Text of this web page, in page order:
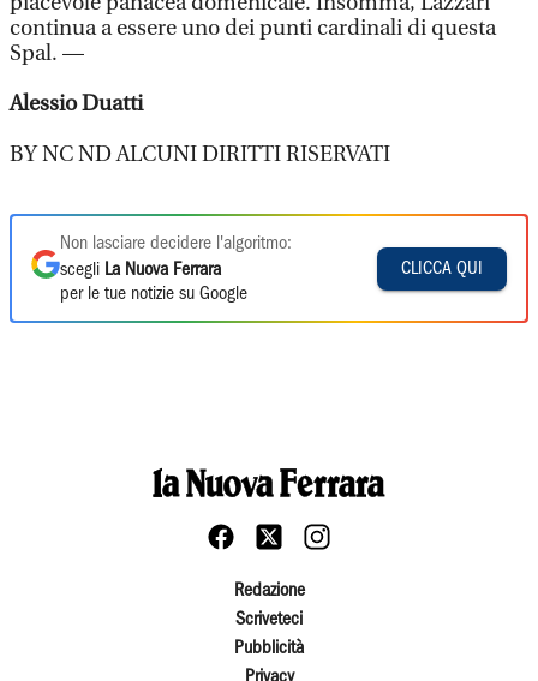
continua a essere uno dei punti cardinali di questa
Spal. —
Alessio Duatti
BY NC ND ALCUNI DIRITTI RISERVATI
Non lasciare decidere l'algoritmo:
scegli La Nuova Ferrara
per le tue notizie su Google
CLICCA QUI
Redazione
Scriveteci
Pubblicità
Privacy